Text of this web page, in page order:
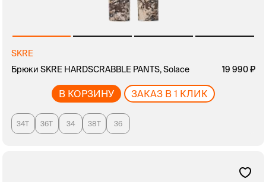
SKRE
Брюки SKRE HARDSCRABBLE PANTS, Solace
19 990
В КОРЗИНУ ЗАКАЗ В 1 КЛИК
34T 36T 34 38T 36